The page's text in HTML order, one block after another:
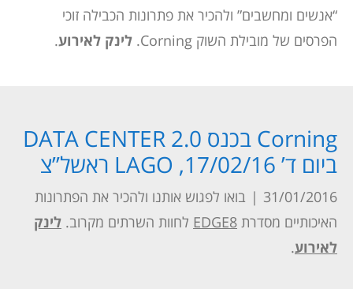
“אנשים ומחשבים” ולהכיר את פתרונות הכבילה זוכי
הפרסים של מובילת השוק Corning.
לינק לאירוע.
Corning בכנס DATA CENTER 2.0
ביום ד’ 17/02/16, LAGO ראשל”צ
31/01/2016
| בואו לפגוש אותנו ולהכיר את הפתרונות
האיכותיים מסדרת EDGE8 לחוות השרתים מקרוב. לינק
לאירוע.